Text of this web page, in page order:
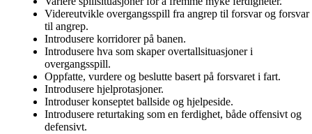
Videreutvikle overgangsspill fra angrep til forsvar og forsvar
til angrep.
Introdusere korridorer på banen.
Introdusere hva som skaper overtallsituasjoner i
overgangsspill.
Oppfatte, vurdere og beslutte basert på forsvaret i fart.
Introdusere hjelprotasjoner.
Introduser konseptet ballside og hjelpeside.
Introdusere returtaking som en ferdighet, både offensivt og
defensivt.